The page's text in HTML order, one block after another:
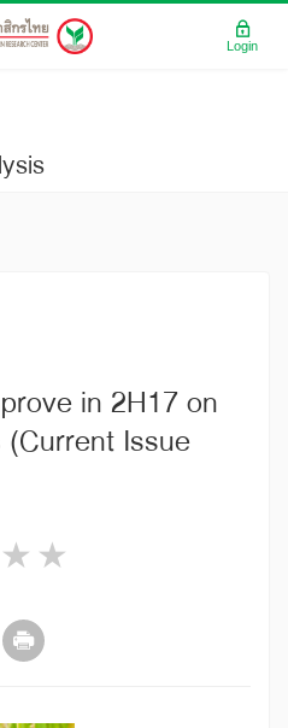
in 2H17 on
Issue
4 stars
3 stars
Login